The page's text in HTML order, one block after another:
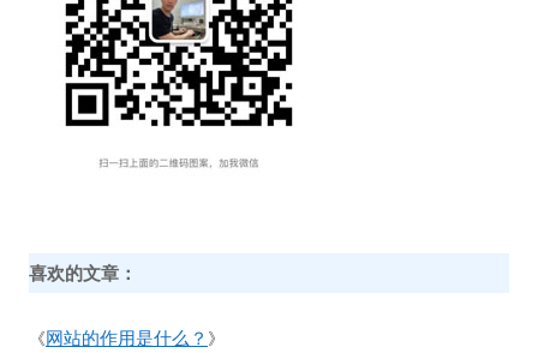
喜欢的文章：
《网站的作用是什么？ 》